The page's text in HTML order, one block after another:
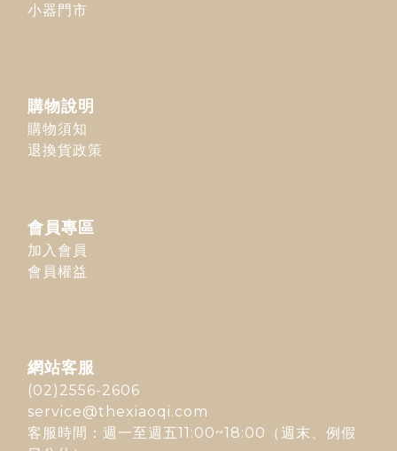
小器門市
購物說明
購物須知
退換貨政策
會員專區
加入會員
會員權益
網站客服
(02)2556-2606
service@thexiaoqi.com
客服時間：週一至週五11:00~18:00（週末、例假